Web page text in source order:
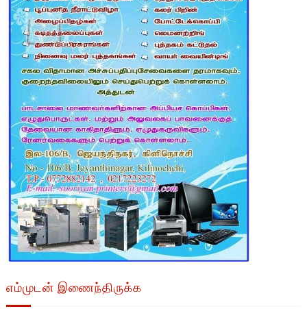
எம்முடன் இணைந்திருக்க